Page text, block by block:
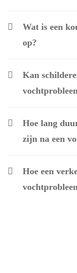
Wat is een
op?
Kan
Hoe lang
zijn na een
Hoe een